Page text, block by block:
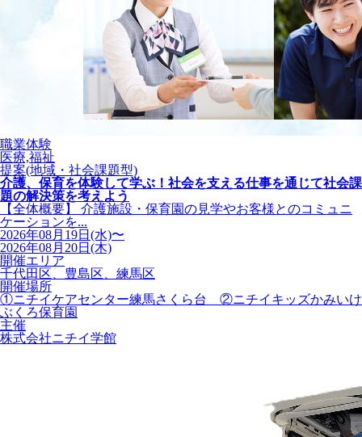
職業体験
医療,福祉
提案(地域・社会課題型)
介護、保育を体験して学ぶ！社会を支える仕事を通じて社会課
題の解決策を考えよう
【全体概要】 介護施設・保育園の見学やお客様とのコミュニ
ケーションを...
2026年08月19日(水)〜
2026年08月20日(木)
開催エリア
千代田区、豊島区、練馬区
開催場所
①ニチイケアセンター練馬さくら台 ②ニチイキッズかみいけ
ぶくろ保育園
主催
株式会社ニチイ学館